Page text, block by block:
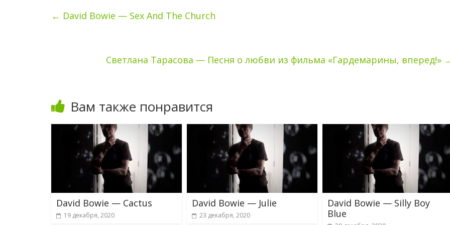
← David Bowie — Sex And The Church
Светлана Тарасова — Песня о любви из фильма «Гардемарины, вперед!»
Вам также понравится
David Bowie — Cactus
19 декабря, 2020
David Bowie — Julie
23 декабря, 2020
David Bowie — Silly Boy
Blue